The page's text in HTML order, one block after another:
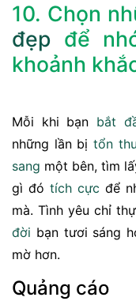
10. Chọn
đẹp để
khoảnh
Mỗi khi bạn bắt
những lần bịtổn
sang một bên, tìm
gì đó tích cực để
mà. Tình yêu chỉ
đời bạn tươi sáng
mờ hơn.
Quảng cáo